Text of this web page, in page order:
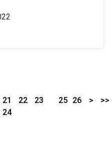
21 22
23
24
25 26 > >>